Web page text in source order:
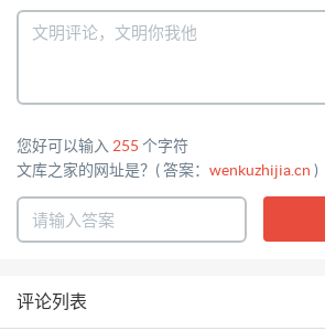
址:http://www.caimore.com
592-5902655 传真/FAX:+86-
技有限公司 Xiamen Caimore
Technology Co,.Ltd. 8)超大内存：
SDRAM，256Mbits（不同型号内
的内存来缓存客户发送数据，同时
再需要人工配置输入 DNS；规避了
您好可以输入 255 个字符
文库之家的网址是？( 答案： wenkuzhijia.cn )
评论列表